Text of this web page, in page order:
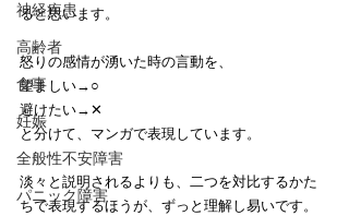
神経疾患
高齢者
食事
妊娠
全般性不安障害
パニック障害
ると思います。
怒りの感情が湧いた時の言動を、
望ましい→○
避けたい→✕
と分けて、マンガで表現しています。
淡々と説明されるよりも、二つを対比するかた
ちで表現するほうが、ずっと理解し易いです。